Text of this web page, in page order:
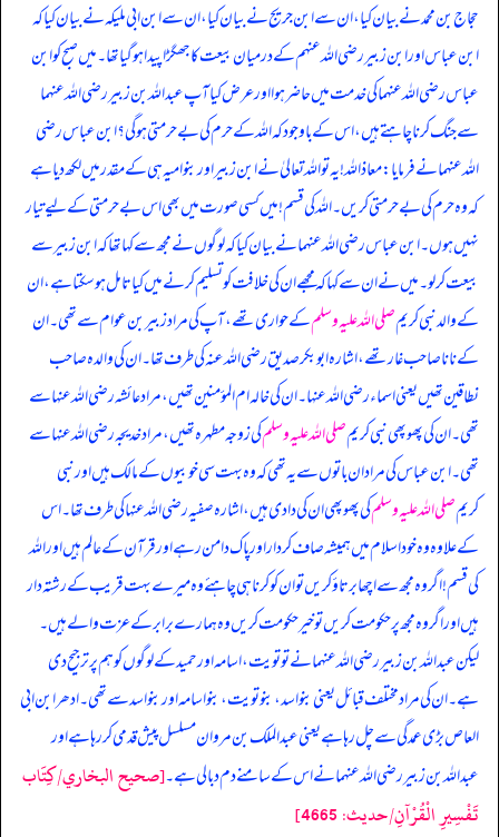
حجاج بن محمد نے بیان کیا، ان سے ابن جریج نے بیان کیا، ان سے ابن ابی ملیکہ نے بیان کیا کہ
ابن عباس اور ابن زبیر رضی اللہ عنہم کے درمیان بیعت کا جھگڑا پیدا ہو گیا تھا۔ میں صبح کو ابن
عباس رضی اللہ عنہما کی خدمت میں حاضر ہوا اور عرض کیا آپ عبداللہ بن زبیر رضی اللہ عنہما
سے جنگ کرنا چاہتے ہیں، اس کے باوجود کہ اللہ کے حرم کی بےحرمتی ہو گی؟ ابن عباس رضی
اللہ عنہما نے فرمایا: معاذاللہ! یہ تو اللہ تعالیٰ نے ابن زبیر اور بنو امیہ ہی کے مقدر میں لکھ دیا ہے
کہ وہ حرم کی بےحرمتی کریں۔ اللہ کی قسم! میں کسی صورت میں بھی اس بےحرمتی کے لیے تیار
نہیں ہوں۔ ابن عباس رضی اللہ عنہما نے بیان کیا کہ لوگوں نے مجھ سے کہا تھا کہ ابن زبیر سے
بیعت کر لو۔ میں نے ان سے کہا کہ مجھے ان کی خلافت کو تسلیم کرنے میں کیا تامل ہو سکتا ہے، ان
کے والد نبی کریمصلی اللہ علیہ وسلمکے حواری تھے، آپ کی مراد زبیر بن عوام سے تھی۔ ان
کے نانا صاحب غار تھے، اشارہ ابوبکر صدیق رضی اللہ عنہ کی طرف تھا۔ ان کی والدہ صاحب
نطاقین تھیں یعنی اسماء رضی اللہ عنہا۔ ان کی خالہ ام المؤمنین تھیں، مراد عائشہ رضی اللہ عنہا سے
تھی۔ ان کی پھوپھی نبی کریمصلی اللہ علیہ وسلمکی زوجہ مطہرہ تھیں، مراد خدیجہ رضی اللہ عنہا سے
تھی۔ ابن عباس کی مراد ان باتوں سے یہ تھی کہ وہ بہت سی خوبیوں کے مالک ہیں اور نبی
کریمصلی اللہ علیہ وسلمکی پھوپھی ان کی دادی ہیں، اشارہ صفیہ رضی اللہ عنہا کی طرف تھا۔ اس
کے علاوہ وہ خود اسلام میں ہمیشہ صاف کردار اور پاک دامن رہے اور قرآن کے عالم ہیں اور اللہ
کی قسم! اگر وہ مجھ سے اچھا برتاؤ کریں تو ان کو کرنا ہی چاہئے وہ میرے بہت قریب کے رشتہ دار
ہیں اور اگر وہ مجھ پر حکومت کریں تو خیر حکومت کریں وہ ہمارے برابر کے عزت والے ہیں۔
لیکن عبداللہ بن زبیر رضی اللہ عنہما نے تو تویت، اسامہ اور حمید کے لوگوں کو ہم پر ترجیح دی
ہے۔ ان کی مراد مختلف قبائل یعنی بنو اسد، بنو تویت، بنو اسامہ اور بنو اسد سے تھی۔ ادھر ابن ابی
العاص بڑی عمدگی سے چل رہا ہے یعنی عبدالملک بن مروان مسلسل پیش قدمی کر رہا ہے اور
عبداللہ بن زبیر رضی اللہ عنہما نے اس کے سامنے دم دبا لی ہے۔[صحيح البخاري/كِتَاب
تَفْسِيرِ الْقُرْآنِ/حدیث: 4665]